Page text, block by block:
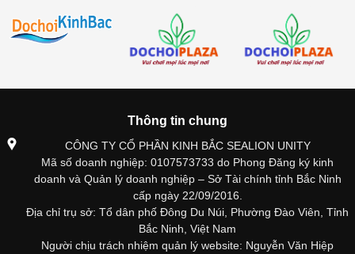
Thông tin chung
CÔNG TY CỔ PHẦN KINH BẮC SEALION UNITY
Mã số doanh nghiệp: 0107573733 do Phong Đăng ký kinh
doanh và Quản lý doanh nghiệp – Sở Tài chính tỉnh Bắc Ninh
cấp ngày 22/09/2016.
Địa chỉ trụ sở: Tổ dân phố Đông Du Núi, Phường Đào Viên, Tỉnh
Bắc Ninh, Việt Nam
Người chịu trách nhiệm quản lý website: Nguyễn Văn Hiệp